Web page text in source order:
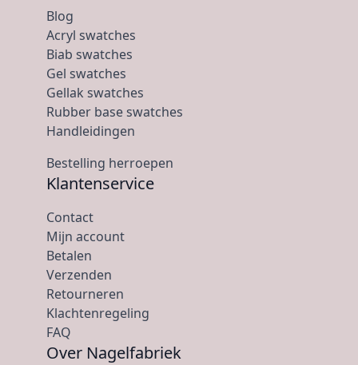
Blog
Acryl swatches
Biab swatches
Gel swatches
Gellak swatches
Rubber base swatches
Handleidingen
Bestelling herroepen
Klantenservice
Contact
Mijn account
Betalen
Verzenden
Retourneren
Klachtenregeling
FAQ
Over Nagelfabriek